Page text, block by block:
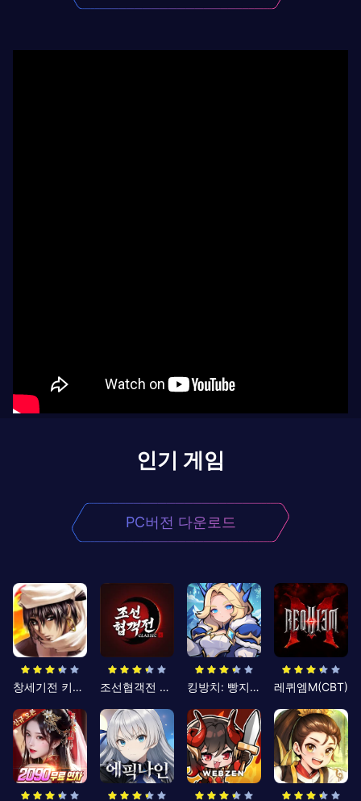
인기 게임
PC버전 다운로드
창세기전 키우기 조선협객전 클래식 킹방치: 빵지의 제왕 레퀴엠M(CBT)